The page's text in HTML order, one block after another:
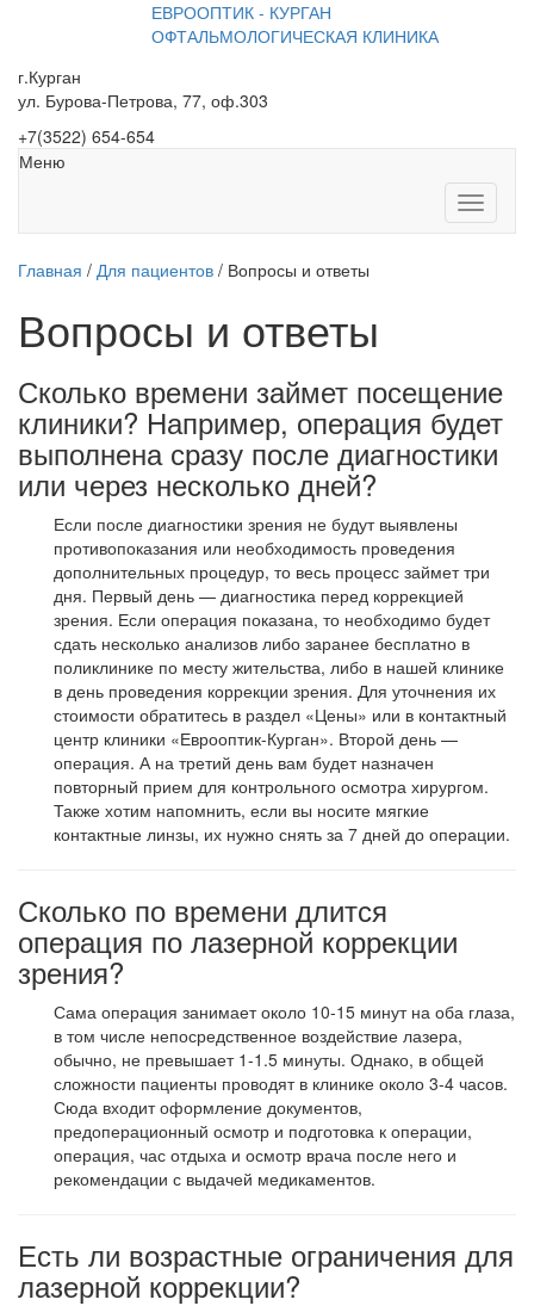
ЕВРООПТИК - КУРГАН
ОФТАЛЬМОЛОГИЧЕСКАЯ КЛИНИКА
г.Курган
ул. Бурова-Петрова, 77, оф.303
+7(3522) 654-654
Меню
Toggle
Главная / Для пациентов / Вопросы и ответы
Вопросы и ответы
Сколько времени займет посещение
клиники? Например, операция будет
выполнена сразу после диагностики
или через несколько дней?
Если после диагностики зрения не будут выявлены
противопоказания или необходимость проведения
дополнительных процедур, то весь процесс займет три
дня. Первый день — диагностика перед коррекцией
зрения. Если операция показана, то необходимо будет
сдать несколько анализов либо заранее бесплатно в
поликлинике по месту жительства, либо в нашей клинике
в день проведения коррекции зрения. Для уточнения их
стоимости обратитесь в раздел «Цены» или в контактный
центр клиники «Еврооптик-Курган». Второй день —
операция. А на третий день вам будет назначен
повторный прием для контрольного осмотра хирургом.
Также хотим напомнить, если вы носите мягкие
контактные линзы, их нужно снять за 7 дней до операции.
Сколько по времени длится
операция по лазерной коррекции
зрения?
Сама операция занимает около 10-15 минут на оба глаза,
в том числе непосредственное воздействие лазера,
обычно, не превышает 1-1.5 минуты. Однако, в общей
сложности пациенты проводят в клинике около 3-4 часов.
Сюда входит оформление документов,
предоперационный осмотр и подготовка к операции,
операция, час отдыха и осмотр врача после него и
рекомендации с выдачей медикаментов.
Есть ли возрастные ограничения для
лазерной коррекции?